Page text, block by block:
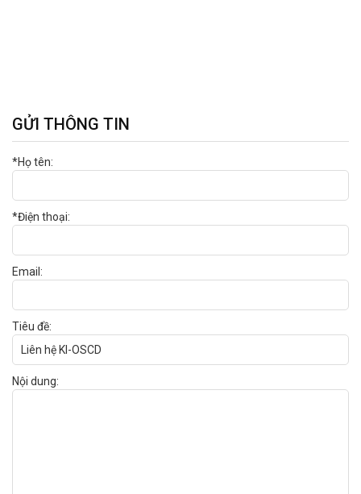
GỬI THÔNG TIN
*Họ tên:
*Điện thoại:
Email:
Tiêu đề:
Nội dung: